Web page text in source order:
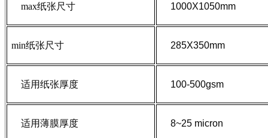
max纸张尺寸 1000X1050mm
min纸张尺寸 285X350mm
适用纸张厚度 100-500gsm
适用薄膜厚度 8~25 micron